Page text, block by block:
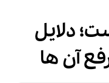
دلایل
آن‌ ها